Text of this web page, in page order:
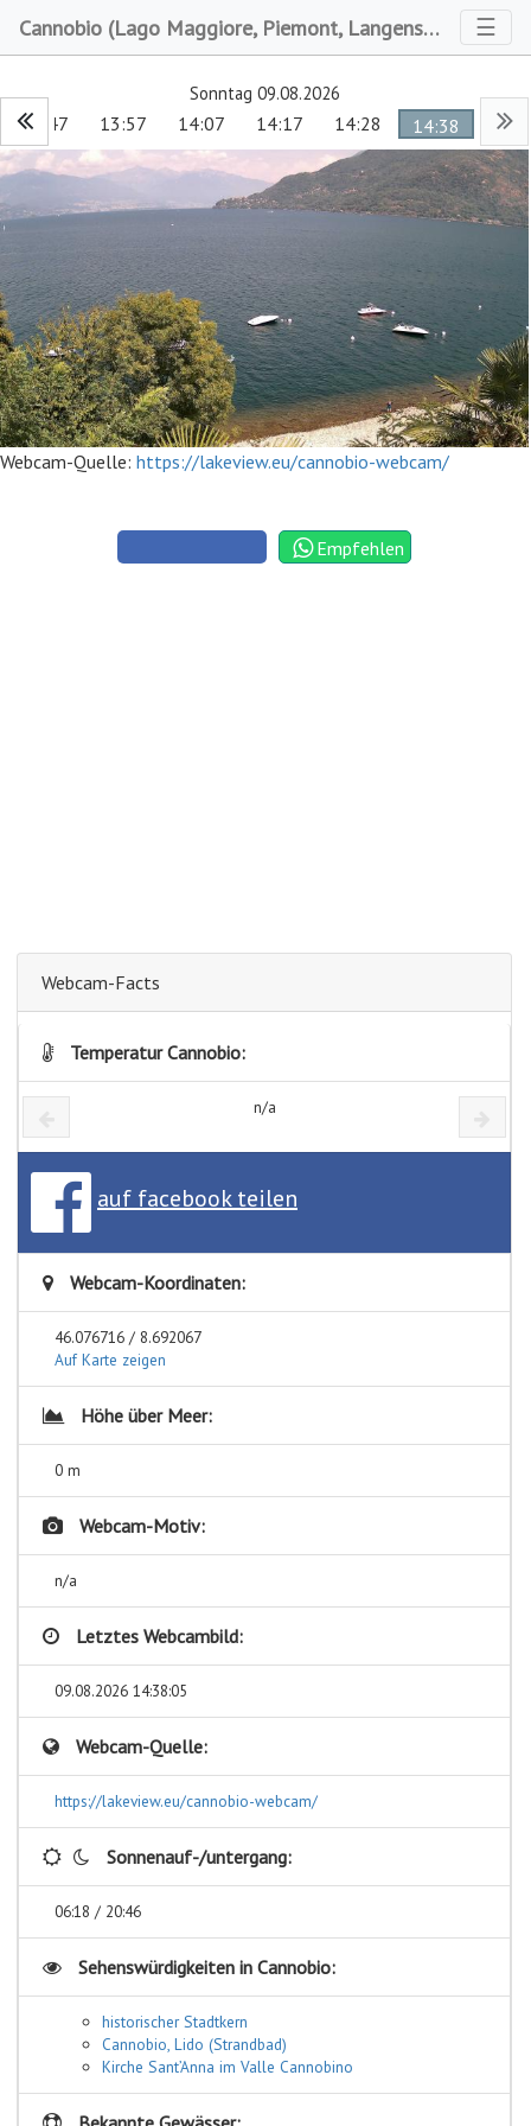
Cannobio (Lago Maggiore, Piemont, Langensee) ☰
Sonntag 09.08.2026
13:47 13:57 14:07 14:17 14:28 14:38
Webcam-Quelle: https://lakeview.eu/cannobio-webcam/
Empfehlen
Webcam-Facts
Temperatur Cannobio:
n/a
auf facebook teilen
Webcam-Koordinaten:
46.076716 / 8.692067
Auf Karte zeigen
Höhe über Meer:
0 m
Webcam-Motiv:
n/a
Letztes Webcambild:
09.08.2026 14:38:05
Webcam-Quelle:
https://lakeview.eu/cannobio-webcam/
Sonnenauf-/untergang:
06:18 / 20:46
Sehenswürdigkeiten in Cannobio:
historischer Stadtkern
Cannobio, Lido (Strandbad)
Kirche Sant’Anna im Valle Cannobino